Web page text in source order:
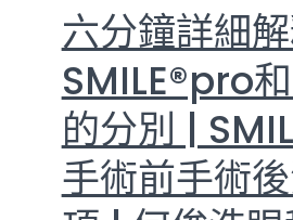
六分鐘詳細
SMILE®pro
的分別 |
手術前手術